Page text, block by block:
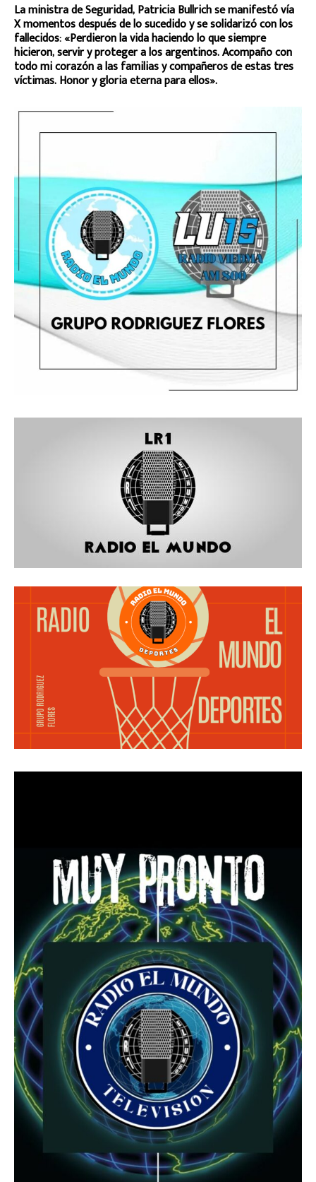
La ministra de Seguridad, Patricia Bullrich se manifestó vía
X momentos después de lo sucedido y se solidarizó con los
fallecidos: «Perdieron la vida haciendo lo que siempre
hicieron, servir y proteger a los argentinos. Acompaño con
todo mi corazón a las familias y compañeros de estas tres
víctimas. Honor y gloria eterna para ellos».